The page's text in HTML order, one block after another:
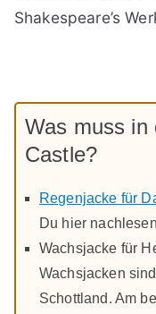
Shakespeare’s
Was muss in
Castle?
Regenjacke für
Du hier nachlesen
Wachsjacke für
Wachsjacken
Schottland. Am